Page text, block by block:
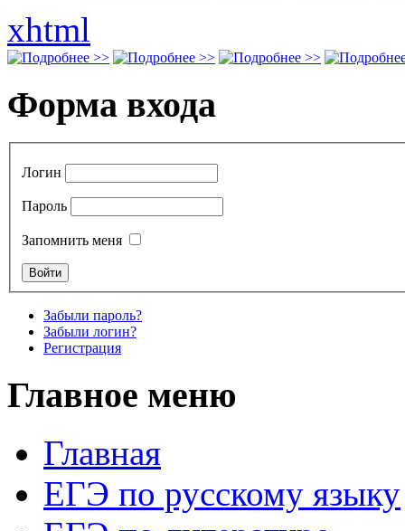
xhtml
Форма входа
Логин
Пароль
Запомнить меня
Забыли пароль?
Забыли логин?
Регистрация
Главное меню
Главная
ЕГЭ по русскому языку